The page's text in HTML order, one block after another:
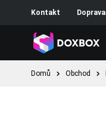
Kontakt Doprava
Domů Obchod